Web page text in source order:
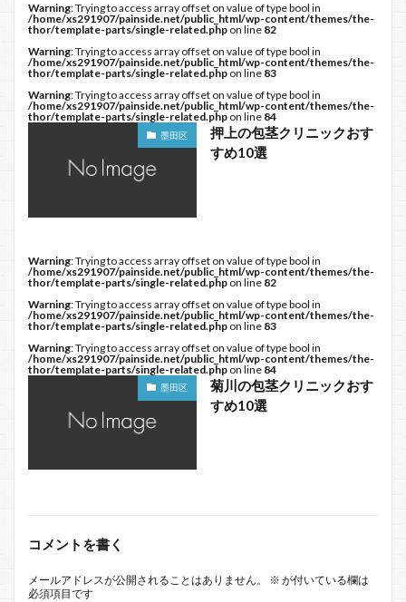
Warning: Trying to access array offset on value of type bool in
/home/xs291907/painside.net/public_html/wp-content/themes/the-
thor/template-parts/single-related.php on line 82
Warning: Trying to access array offset on value of type bool in
/home/xs291907/painside.net/public_html/wp-content/themes/the-
thor/template-parts/single-related.php on line 83
Warning: Trying to access array offset on value of type bool in
/home/xs291907/painside.net/public_html/wp-content/themes/the-
thor/template-parts/single-related.php on line 84
墨田区
押上の包茎クリニックおす
すめ10選
Warning: Trying to access array offset on value of type bool in
/home/xs291907/painside.net/public_html/wp-content/themes/the-
thor/template-parts/single-related.php on line 82
Warning: Trying to access array offset on value of type bool in
/home/xs291907/painside.net/public_html/wp-content/themes/the-
thor/template-parts/single-related.php on line 83
Warning: Trying to access array offset on value of type bool in
/home/xs291907/painside.net/public_html/wp-content/themes/the-
thor/template-parts/single-related.php on line 84
墨田区
菊川の包茎クリニックおす
すめ10選
コメントを書く
メールアドレスが公開されることはありません。 ※ が付いている欄は
必須項目です